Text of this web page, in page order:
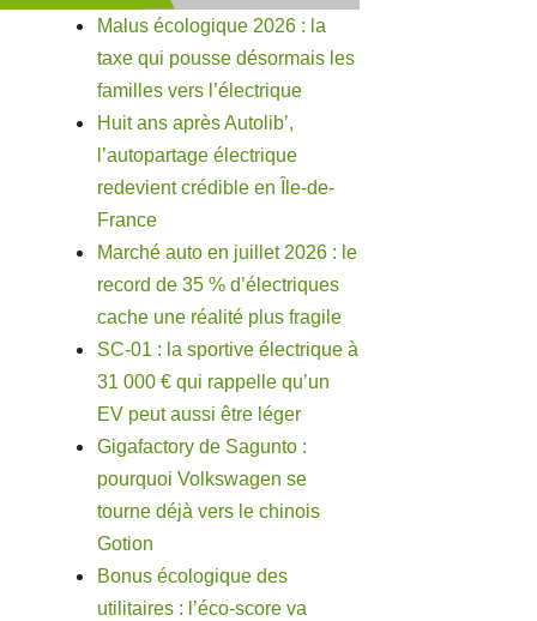
Malus écologique 2026 : la
taxe qui pousse désormais les
familles vers l’électrique
Huit ans après Autolib’,
l’autopartage électrique
redevient crédible en Île-de-
France
Marché auto en juillet 2026 : le
record de 35 % d’électriques
cache une réalité plus fragile
SC-01 : la sportive électrique à
31 000 € qui rappelle qu’un
EV peut aussi être léger
Gigafactory de Sagunto :
pourquoi Volkswagen se
tourne déjà vers le chinois
Gotion
Bonus écologique des
utilitaires : l’éco-score va